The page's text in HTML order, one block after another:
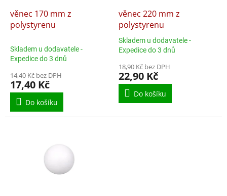
dvěnec 170 mm z
polystyrenu
Skladem u dodavatele -
Expedice do 3 dnů
14,40 Kč bez DPH
17,40 Kč
Do košíku
věnec 220 mm z
polystyrenu
Průměrné
hodnocení
produktu
je
5,0
5
Skladem u dodavatele -
Expedice do 3 dnů
18,90 Kč bez DPH
22,90 Kč
Do košíku